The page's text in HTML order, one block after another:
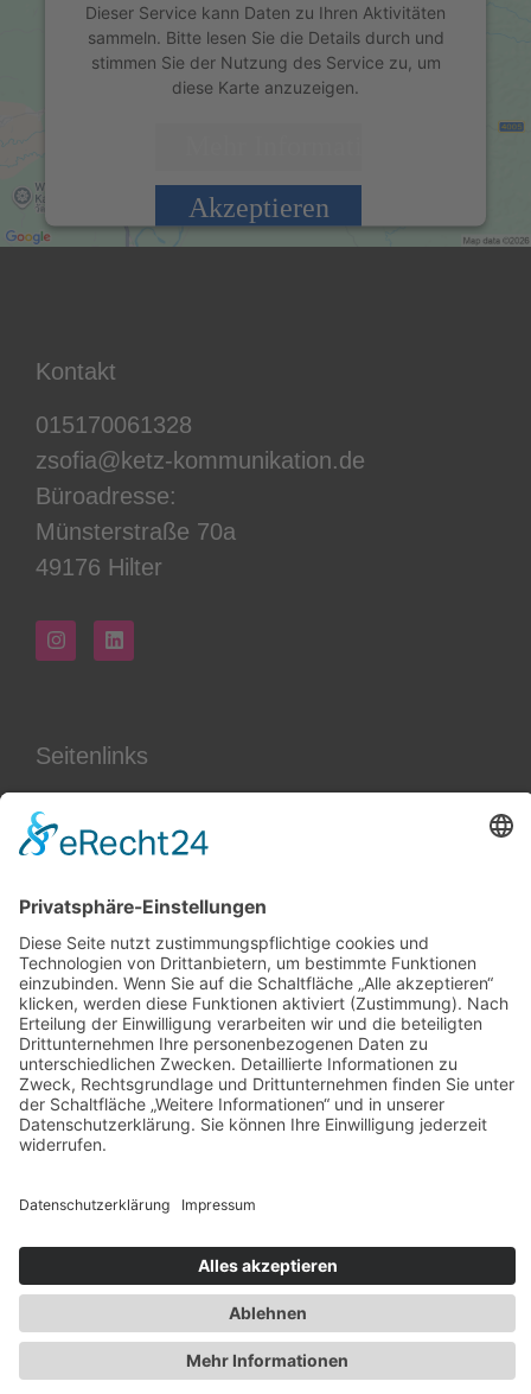
Dieser Service kann Daten zu Ihren Aktivitäten
sammeln. Bitte lesen Sie die Details durch und
stimmen Sie der Nutzung des Service zu, um
diese Karte anzuzeigen.
Akzeptieren
powered byUsercentrics Consent Management
Kontakt
015170061328
zsofia@ketz-kommunikation.de
Büroadresse:
Münsterstraße 70a
49176 Hilter
Seitenlinks
Leistungen
Aktuelles
Über mich
Guides
Rechtliches
Impressum
Datenschutz
© 2025 Ketz Kommunikation
Made with ♡ Digitalagentur Hälker GmbH